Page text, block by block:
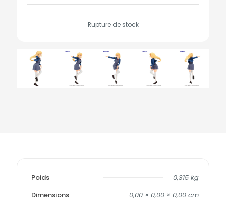
Rupture de stock
Poids
0,315 kg
Dimensions
0,00 × 0,00 × 0,00 cm